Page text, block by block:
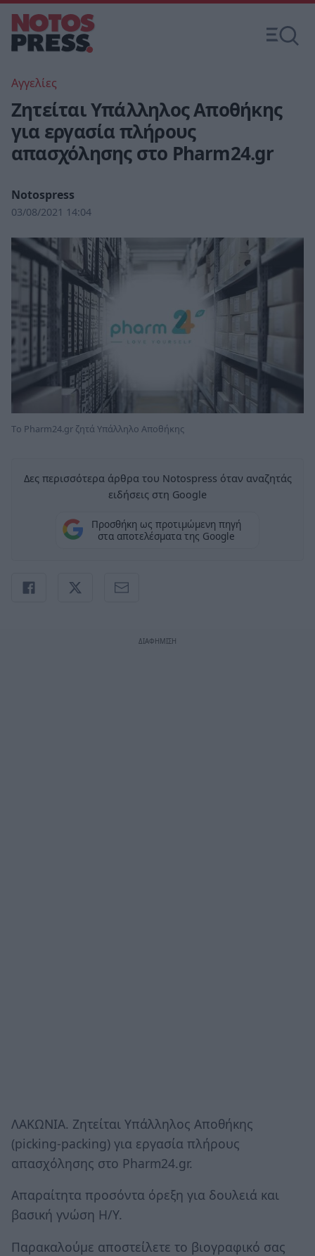
Αγγελίες
Ζητείται Υπάλληλος Αποθήκης
για εργασία πλήρους
απασχόλησης στο Pharm24.gr
Notospress
03/08/2021 14:04
Tο Pharm24.gr ζητά Υπάλληλο Αποθήκης
Δες περισσότερα άρθρα του Notospress όταν αναζητάς
ειδήσεις στη Google
Προσθήκη ως προτιμώμενη πηγή
στα αποτελέσματα της Google
ΛΑΚΩΝΙΑ. Ζητείται Υπάλληλος Αποθήκης
(picking-packing) για εργασία πλήρους
απασχόλησης στο Pharm24.gr.
Απαραίτητα προσόντα όρεξη για δουλειά και
βασική γνώση Η/Υ.
Παρακαλούμε αποστείλετε το βιογραφικό σας